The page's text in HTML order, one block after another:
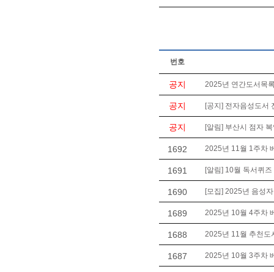
번호
공지 2025년 연간도서목
공지 [공지] 전자음성도서
공지 [알림] 부산시 점자
1692 2025년 11월 1주차
1691 [알림] 10월 독서퀴
1690 [모집] 2025년 음성
1689 2025년 10월 4주차
1688 2025년 11월 추천도
1687 2025년 10월 3주차